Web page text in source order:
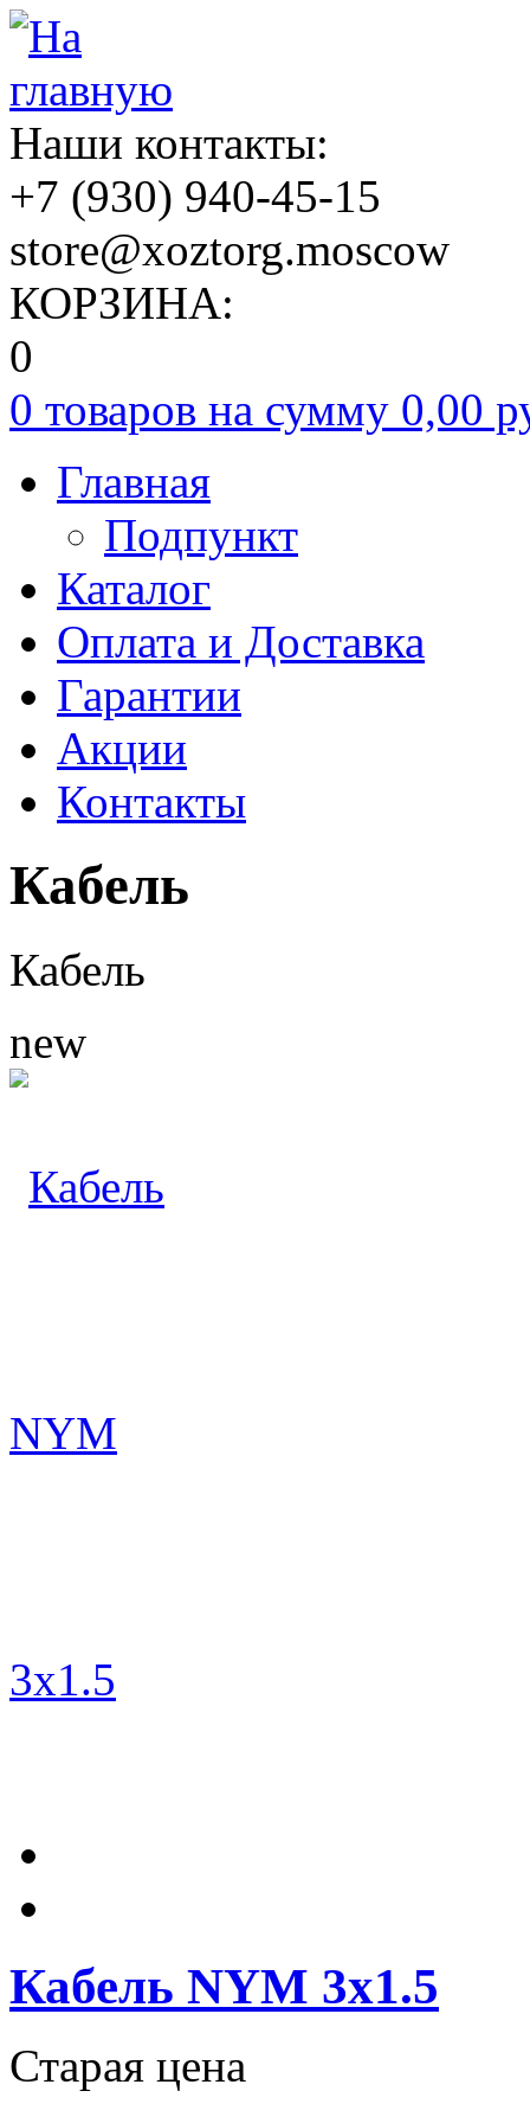
Наши контакты:
+7 (930) 940-45-15
store@xoztorg.moscow
КОРЗИНА:
0
0 товаров на сумму 0,00
Главная
Подпункт
Каталог
Оплата и Доставка
Гарантии
Акции
Контакты
Кабель
Кабель
new
Кабель NYM 3х1.5
Старая цена